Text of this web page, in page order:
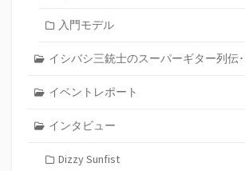
入門モデル
イシバシ三銃士のスーパーギター列伝
イベントレポート
インタビュー
Dizzy Sunfist